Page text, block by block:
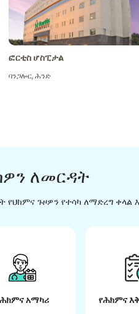
ፎርቲስ ሆስፒታል
ባንጋሎር,ሕንድ
ለመርዳት
የህክምና ጉዞዎን የተሳካ ለማድረግ ቀላል
አማካሪ የሕክምና